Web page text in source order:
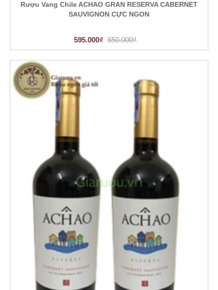
Rượu Vang Chile ACHAO GRAN RESERVA CABERNET
SAUVIGNON CỰC NGON
595.000₫ 650.000₫